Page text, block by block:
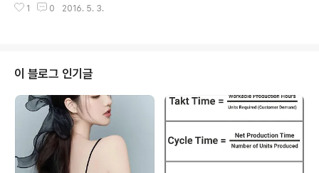
보도록쓸쓸한 눈으로 다만 웃고만 있었지 아무리 헤어져도
을 수 없었지 나 이대로 더 있으면이대로 머무르면너를 더
사랑할 것 같아나 이대로 더 있으면이대로 바라보며떠날
수 없을 것만 같아 내 작은 어깨위로 나 너를언제나 힘이 되
도록 너를따스한 햇살처럼 나다시 또 다가가 감싸 나 이대
로 서성이면이대로 눈물지면너를 더 사랑할 것 같아나 이
대로 더 있으면이대로 바라보면너를 붙잡을 것만 ..
1 0 2016. 5. 3.
이 블로그 인기글